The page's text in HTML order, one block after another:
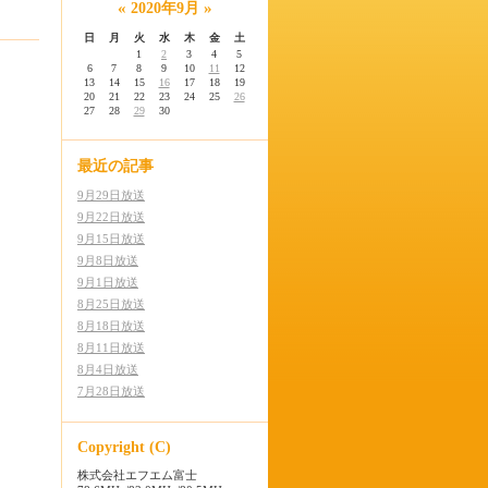
« 2020年9月 »
日 月 火 水 木 金
土
1
2 3 4
5
6
7 8 9 10 11
12
13
14 15 16 17 18
19
20
21 22 23 24 25
26
27
28 29 30
最近の記事
9月29日放送
9月22日放送
9月15日放送
9月8日放送
9月1日放送
8月25日放送
8月18日放送
8月11日放送
8月4日放送
7月28日放送
Copyright (C)
株式会社エフエム富士